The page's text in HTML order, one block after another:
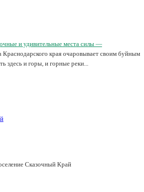
и удивительные места силы —
Краснодарского края очаровывает своим буйным
здесь и горы, и горные реки...
Сказочный Край